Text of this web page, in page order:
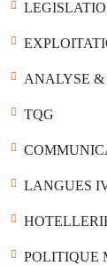
ANALYSE &
TQG
LANGUES
POLITIQUE